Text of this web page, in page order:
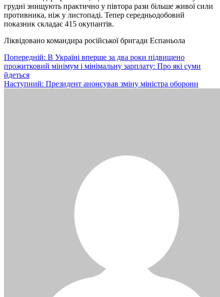
грудні знищують практично у півтора рази більше живої сили
противника, ніж у листопаді. Тепер середньодобовий
показник складає 415 окупантів.
Ліквідовано командира російської бригади Еспаньола
Навігація
записів
Попередній: В Україні вперше за два роки підвищено
прожитковий мінімум і мінімальну зарплату: Про які суми
йдеться
Наступний: Президент анонсував зміну міністра оборони